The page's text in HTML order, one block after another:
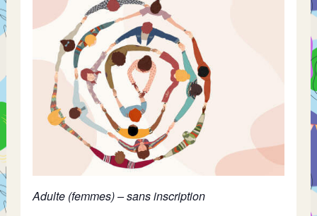
Adulte (femmes) – sans inscription